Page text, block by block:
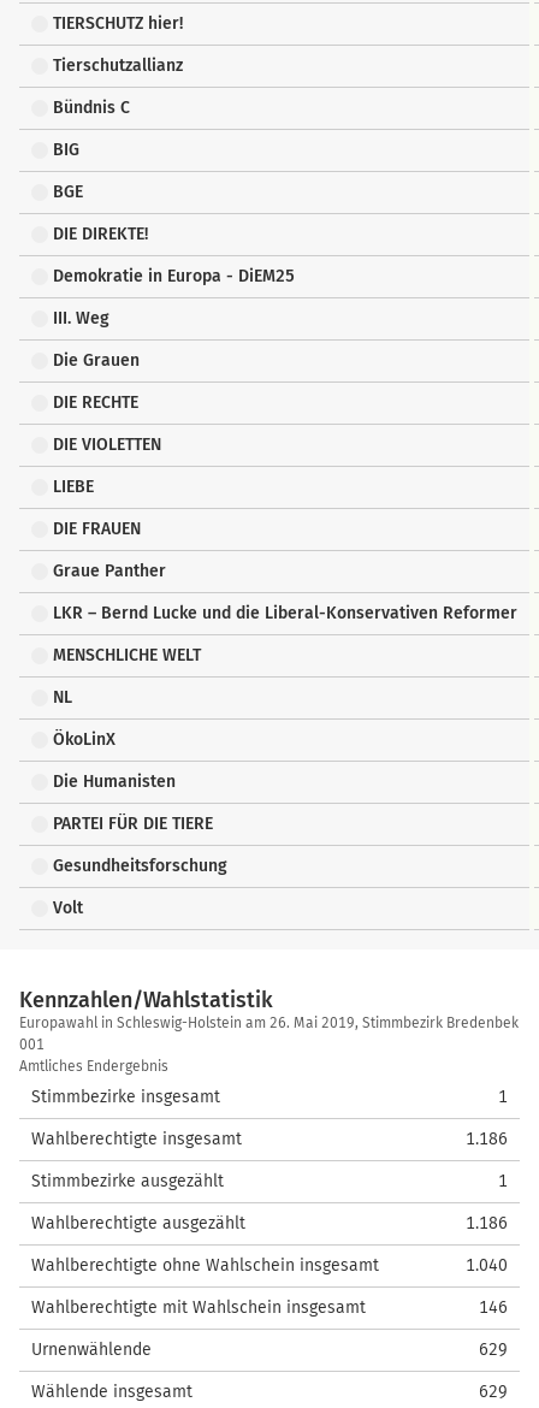
TIERSCHUTZ hier!
Tierschutzallianz
Bündnis C
BIG
BGE
DIE DIREKTE!
Demokratie in Europa - DiEM25
III. Weg
Die Grauen
DIE RECHTE
DIE VIOLETTEN
LIEBE
DIE FRAUEN
Graue Panther
LKR – Bernd Lucke und die Liberal-Konservativen Reformer
MENSCHLICHE WELT
NL
ÖkoLinX
Die Humanisten
PARTEI FÜR DIE TIERE
Gesundheitsforschung
Volt
Kennzahlen/Wahlstatistik
Kennzahlen/Wahlstatistik
Europawahl in Schleswig-Holstein am 26. Mai 2019, Stimmbezirk Bredenbek
001
Amtliches Endergebnis
Stimmbezirke insgesamt 1
Wahlberechtigte insgesamt 1.186
Stimmbezirke ausgezählt 1
Wahlberechtigte ausgezählt 1.186
Wahlberechtigte ohne Wahlschein insgesamt 1.040
Wahlberechtigte mit Wahlschein insgesamt 146
Urnenwählende 629
Wählende insgesamt 629